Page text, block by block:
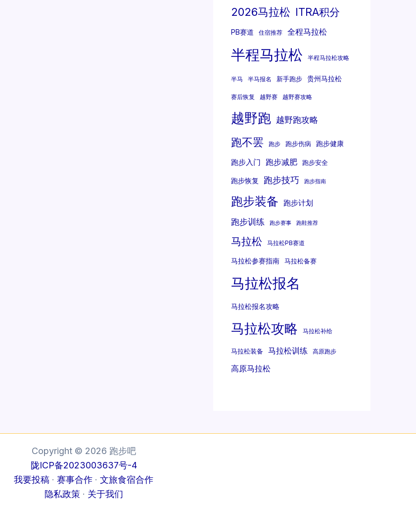
2026马拉松 ITRA积分
PB赛道 住宿推荐 全程马拉松
半程马拉松 半程马拉松攻略
半马 半马报名 新手跑步 贵州马拉松
赛后恢复 越野赛 越野赛攻略
越野跑 越野跑攻略
跑不罢 跑步 跑步伤病 跑步健康
跑步入门 跑步减肥 跑步安全
跑步恢复 跑步技巧 跑步指南
跑步装备 跑步计划
跑步训练 跑步赛事 跑鞋推荐
马拉松 马拉松PB赛道
马拉松参赛指南 马拉松备赛
马拉松报名
马拉松报名攻略
马拉松攻略 马拉松补给
马拉松装备 马拉松训练 高原跑步
高原马拉松
Copyright © 2026 跑步吧
陇ICP备2023003637号-4
我要投稿 · 赛事合作 · 文旅食宿合作
隐私政策· 关于我们